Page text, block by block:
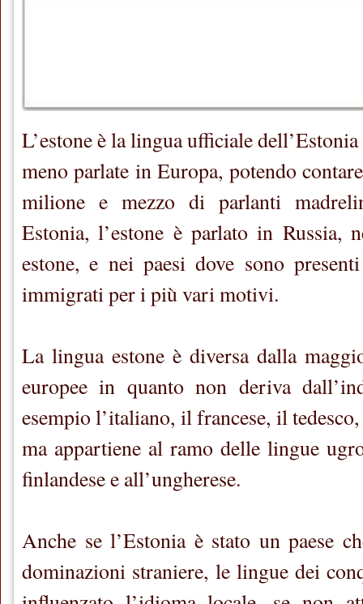
L’estone è la lingua ufficiale
meno parlate in Europa, potendo
milione e mezzo di parlanti
Estonia, l’estone è parlato in Russia,
estone, e nei paesi dove sono
immigrati per i più vari motivi.
La lingua estone è diversa dalla
europee in quanto non deriva
esempio l’italiano, il francese, il
ma appartiene al ramo delle lingue
finlandese e all’ungherese.
Anche se l’Estonia è stato un paese
dominazioni straniere, le lingue dei